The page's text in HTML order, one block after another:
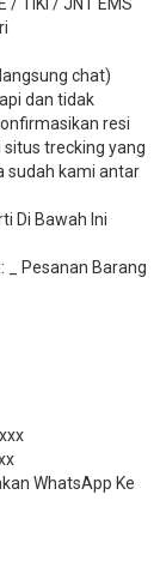
chat)
dan tidak
resi
trecking yang
sudah kami antar
Di Bawah Ini
_ Pesanan Barang
WhatsApp Ke